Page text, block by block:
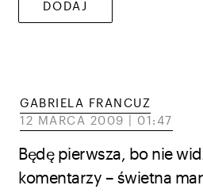
GABRIELA FRANCUZ
12 MARCA 2009 | 01:47
Będę pierwsza, bo nie
komentarzy – świetna